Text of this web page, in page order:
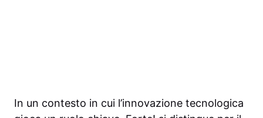
In un contesto in cui l’innovazione tecnologica